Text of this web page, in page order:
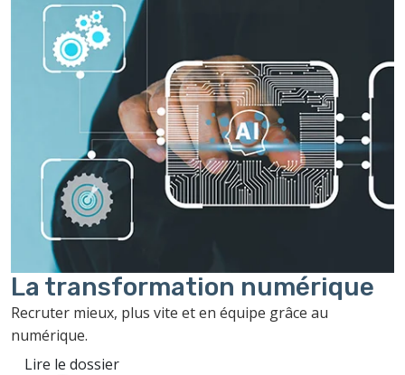
La transformation numérique
Recruter mieux, plus vite et en équipe grâce au
numérique.
Lire le dossier